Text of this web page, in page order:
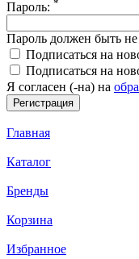
Пароль: *
Пароль должен быть
Подписаться на
Подписаться на
Я согласен (-на) на
Главная
Каталог
Бренды
Корзина
Избранное